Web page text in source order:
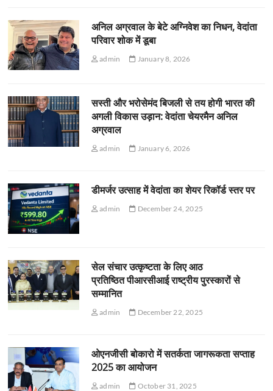
अनिल अग्रवाल के बेटे अग्निवेश का निधन, वेदांता
परिवार शोक में डूबा
admin January 8, 2026
सस्ती और भरोसेमंद बिजली से तय होगी भारत की
अगली विकास उड़ान: वेदांता चेयरमैन अनिल
अग्रवाल
admin January 6, 2026
डीमर्जर उत्साह में वेदांता का शेयर रिकॉर्ड स्तर पर
admin December 24, 2025
सेल संचार उत्कृष्टता के लिए आठ
प्रतिष्ठित पीआरसीआई राष्ट्रीय पुरस्कारों से
सम्मानित
admin December 22, 2025
ओएनजीसी बोकारो में सतर्कता जागरूकता सप्ताह
2025 का आयोजन
admin October 31, 2025